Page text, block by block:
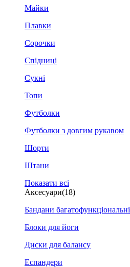
Майки
Плавки
Сорочки
Спідниці
Сукні
Топи
Футболки
Футболки з довгим рукавом
Шорти
Штани
Показати всі
Аксесуари(18)
Бандани багатофункціональні
Блоки для йоги
Диски для балансу
Еспандери